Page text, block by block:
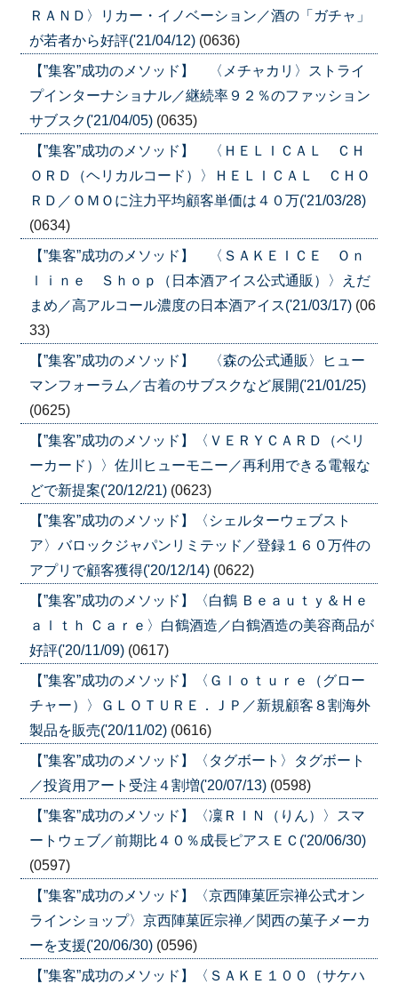
ＲＡＮＤ〉リカー・イノベーション／酒の「ガチャ」
が若者から好評('21/04/12) (0636)
【”集客”成功のメソッド】 〈メチャカリ〉ストライ
プインターナショナル／継続率９２％のファッション
サブスク('21/04/05) (0635)
【”集客”成功のメソッド】 〈ＨＥＬＩＣＡＬ ＣＨ
ＯＲＤ（ヘリカルコード）〉ＨＥＬＩＣＡＬ ＣＨＯ
ＲＤ／ＯＭＯに注力平均顧客単価は４０万('21/03/28)
(0634)
【”集客”成功のメソッド】 〈ＳＡＫＥＩＣＥ Ｏｎ
ｌｉｎｅ Ｓｈｏｐ（日本酒アイス公式通販）〉えだ
まめ／高アルコール濃度の日本酒アイス('21/03/17) (06
33)
【”集客”成功のメソッド】 〈森の公式通販〉ヒュー
マンフォーラム／古着のサブスクなど展開('21/01/25)
(0625)
【”集客”成功のメソッド】〈ＶＥＲＹＣＡＲＤ（ベリ
ーカード）〉佐川ヒューモニー／再利用できる電報な
どで新提案('20/12/21) (0623)
【”集客”成功のメソッド】〈シェルターウェブスト
ア〉バロックジャパンリミテッド／登録１６０万件の
アプリで顧客獲得('20/12/14) (0622)
【”集客”成功のメソッド】〈白鶴 Ｂｅａｕｔｙ＆Ｈｅ
ａｌｔｈ Ｃａｒｅ〉白鶴酒造／白鶴酒造の美容商品が
好評('20/11/09) (0617)
【”集客”成功のメソッド】〈Ｇｌｏｔｕｒｅ（グロー
チャー）〉ＧＬＯＴＵＲＥ．ＪＰ／新規顧客８割海外
製品を販売('20/11/02) (0616)
【”集客”成功のメソッド】〈タグボート〉タグボート
／投資用アート受注４割増('20/07/13) (0598)
【”集客”成功のメソッド】〈凜ＲＩＮ（りん）〉スマ
ートウェブ／前期比４０％成長ピアスＥＣ('20/06/30)
(0597)
【”集客”成功のメソッド】〈京西陣菓匠宗禅公式オン
ラインショップ〉京西陣菓匠宗禅／関西の菓子メーカ
ーを支援('20/06/30) (0596)
【”集客”成功のメソッド】〈ＳＡＫＥ１００（サケハ